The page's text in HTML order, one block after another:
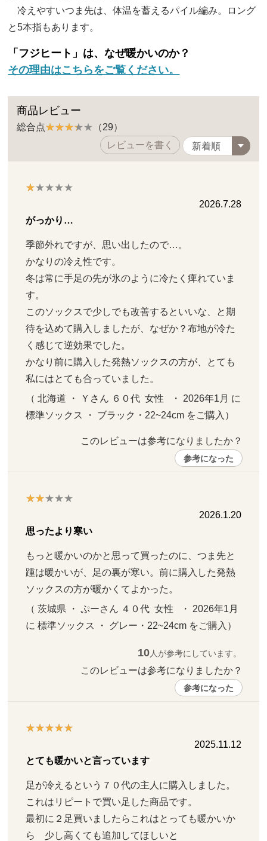
冷えやすいつま先は、体温を蓄えるパイル編み。ロング
と5本指もあります。
「フジヒート」は、なぜ暖かいのか？
その理由はこちらをご覧ください。
商品レビュー
総合点
（29）
レビューを書く
2026.7.28
がっかり…
季節外れですが、思い出したので…。
かなりの冷え性です。
冬は常に手足の先が氷のように冷たく痺れていま
す。
このソックスで少しでも改善するといいな、と期
待を込めて購入しましたが、なぜか？布地が冷た
く感じて逆効果でした。
かなり前に購入した発熱ソックスの方が、とても
私にはとても合っていました。
（ 北海道 ・ Ｙさん ６０代  女性   ・ 2026年1月 に
標準ソックス ・ ブラック・22~24cm をご購入）
このレビューは参考になりましたか？
参考になった
2026.1.20
思ったより寒い
もっと暖かいのかと思って買ったのに、つま先と
踵は暖かいが、足の裏が寒い。前に購入した発熱
ソックスの方が暖かくてよかった。
（ 茨城県 ・ ぷーさん ４０代  女性   ・ 2026年1月
に 標準ソックス ・ グレー・22~24cm をご購入）
10人が参考にしています。
このレビューは参考になりましたか？
参考になった
2025.11.12
とても暖かいと言っています
足が冷えるという７０代の主人に購入しました。
これはリピートで買い足した商品です。
最初に２足買いましたらこれはとっても暖かいか
ら　少し高くても追加してほしいと